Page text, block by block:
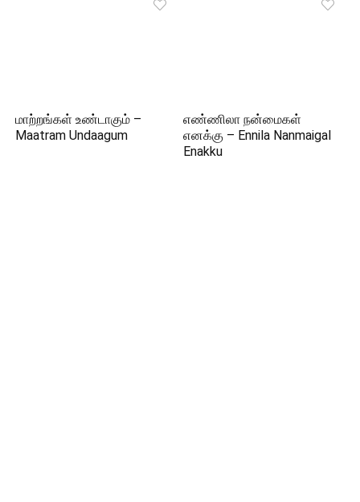
மாற்றங்கள் உண்டாகும் –
Maatram Undaagum
எண்ணிலா நன்மைகள்
எனக்கு – Ennila Nanmaigal
Enakku